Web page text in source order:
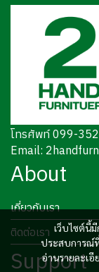
เว็บไซต์นี้
ประสบการณ์ที่
อ่านรายละเอี
โทรศัพท์ 099-
Email:
About
เกี่ยวกับเรา
ติดต่อเรา
Support